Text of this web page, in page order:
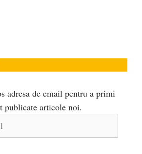
adresa de email pentru a primi
publicate articole noi.